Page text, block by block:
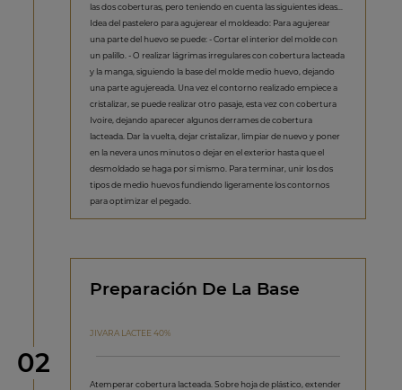
las dos coberturas, pero teniendo en cuenta las siguientes ideas...
Idea del pastelero para agujerear el moldeado: Para agujerear
una parte del huevo se puede: - Cortar el interior del molde con
un palillo. - O realizar lágrimas irregulares con cobertura lacteada
y la manga, siguiendo la base del molde medio huevo, dejando
una parte agujereada. Una vez el contorno realizado empiece a
cristalizar, se puede realizar otro pasaje, esta vez con cobertura
Ivoire, dejando aparecer algunos derrames de cobertura
lacteada. Dar la vuelta, dejar cristalizar, limpiar de nuevo y poner
en la nevera unos minutos o dejar en el exterior hasta que el
desmoldado se haga por sí mismo. Para terminar, unir los dos
tipos de medio huevos fundiendo ligeramente los contornos
para optimizar el pegado.
Paso
02
Preparación De La Base
JIVARA LACTEE 40%
Atemperar cobertura lacteada. Sobre hoja de plástico, extender